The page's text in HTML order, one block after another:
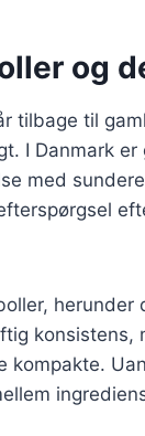
og
tilbage til
I Danmark
med